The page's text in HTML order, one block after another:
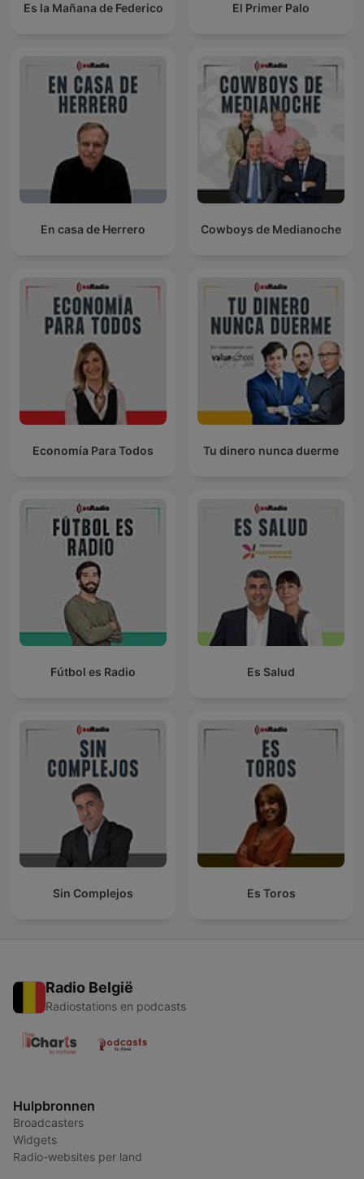
Es la Mañana de Federico El Primer Palo
En casa de Herrero Cowboys de Medianoche
Economía Para Todos Tu dinero nunca duerme
Fútbol es Radio Es Salud
Sin Complejos Es Toros
Radio België
Radiostations en podcasts
Hulpbronnen
Broadcasters
Widgets
Radio-websites per land